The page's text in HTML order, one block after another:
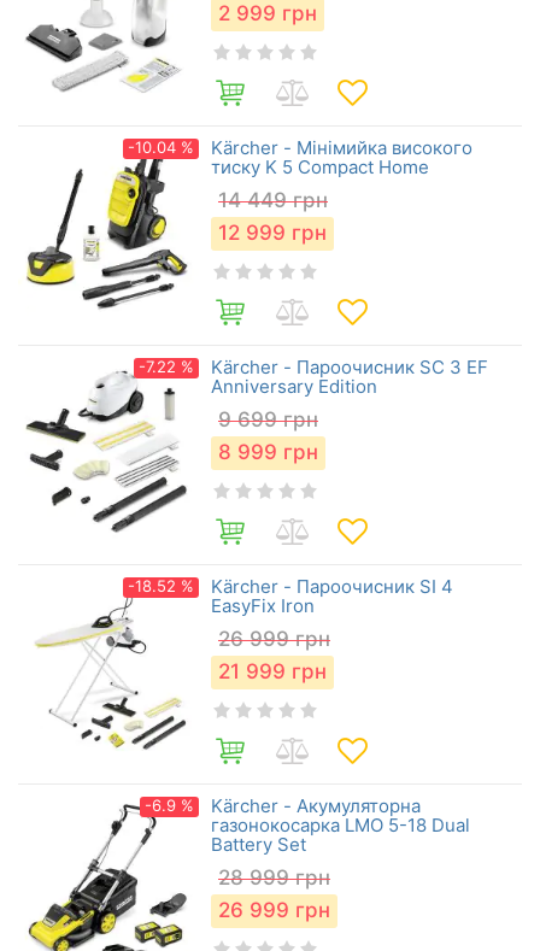
2 999 грн
-10.04 %
Kärcher - Мінімийка високого
тиску K 5 Compact Home
14 449 грн
12 999 грн
-7.22 %
Kärcher - Пароочисник SC 3 EF
Anniversary Edition
9 699 грн
8 999 грн
-18.52 %
Kärcher - Пароочисник SI 4
EasyFix Iron
26 999 грн
21 999 грн
-6.9 %
Kärcher - Акумуляторна
газонокосарка LMO 5-18 Dual
Battery Set
28 999 грн
26 999 грн